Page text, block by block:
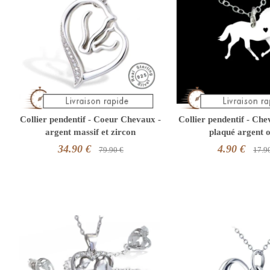
Collier pendentif - Coeur Chevaux -
argent massif et zircon
34.90 € 79.90 €
Collier pendentif -
plaqué argent
4.90 €